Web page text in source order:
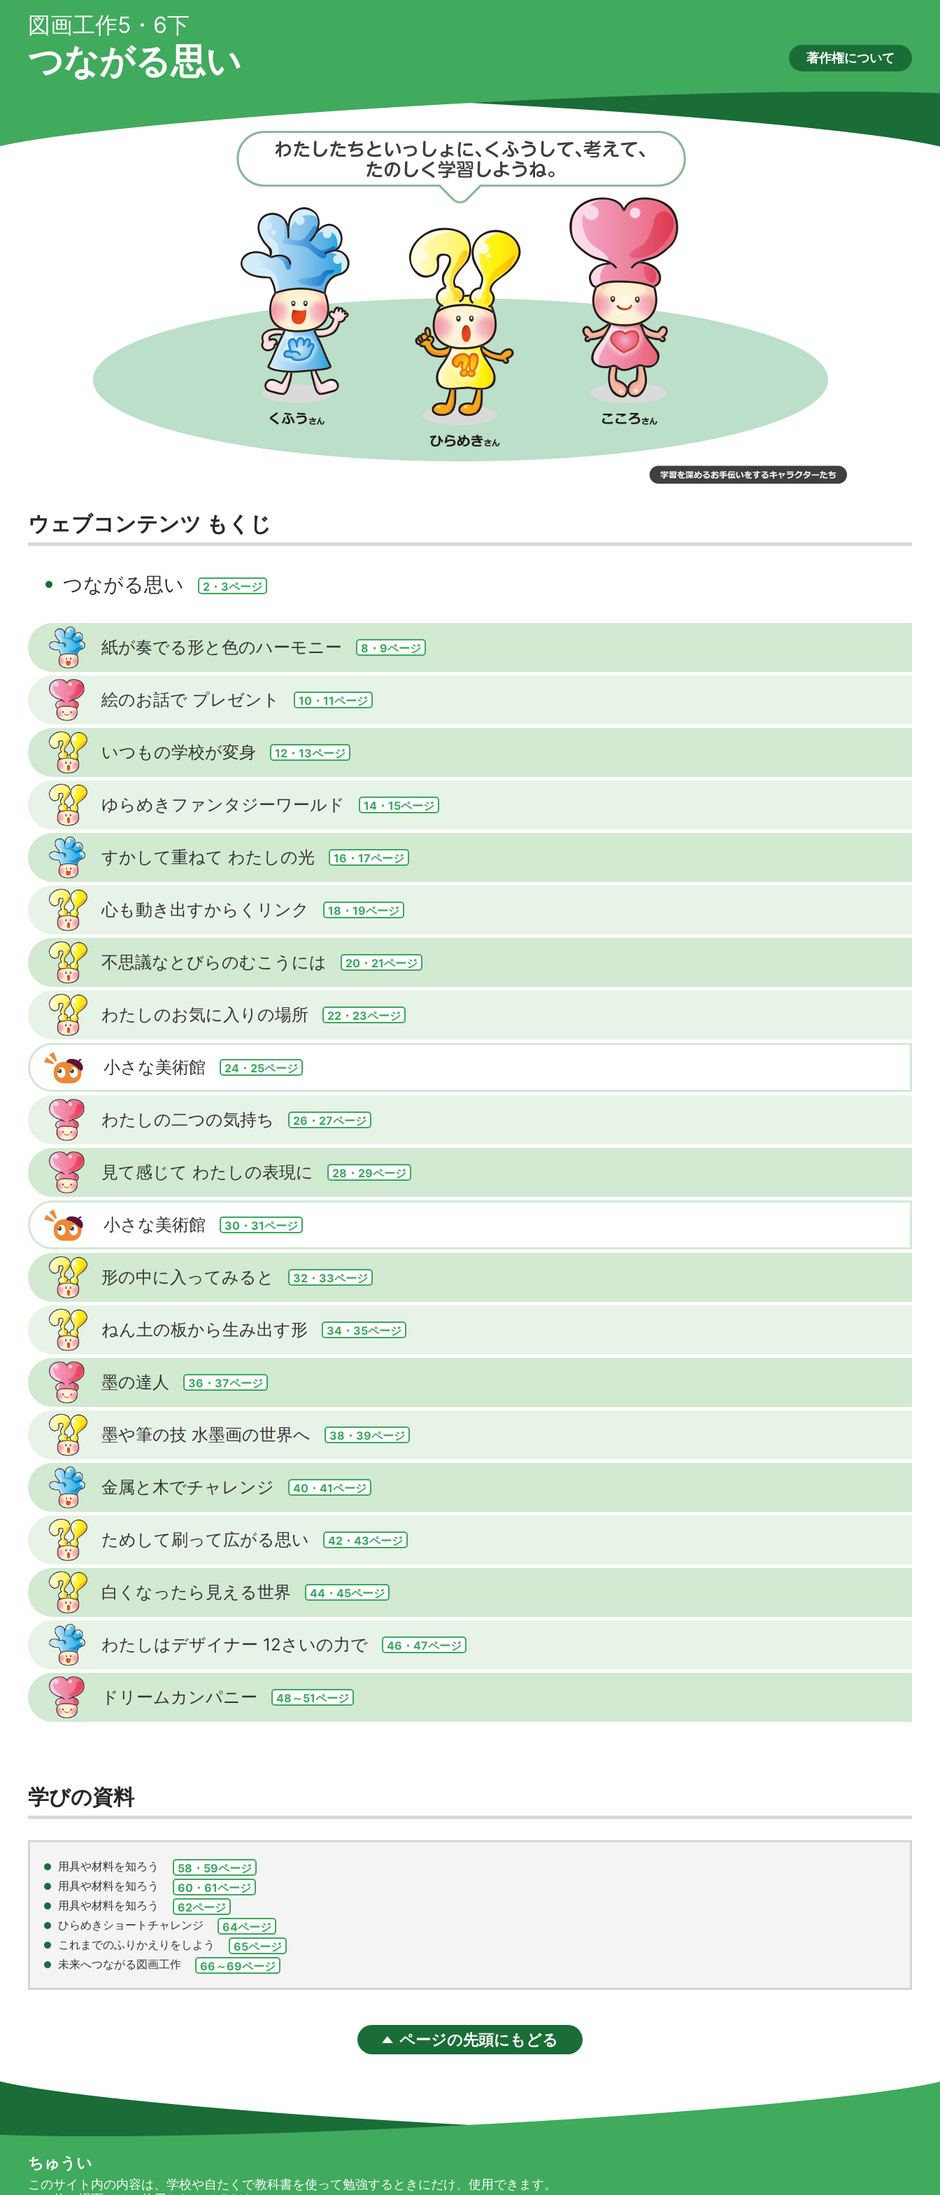
図画工作5・6下
つながる思い 著作権について
ウェブコンテンツ もくじ
つながる思い 2・3ページ
紙が奏でる形と色のハーモニー 8・9ページ
絵のお話で プレゼント 10・11ページ
いつもの学校が変身 12・13ページ
ゆらめきファンタジーワールド 14・15ページ
すかして重ねて わたしの光 16・17ページ
心も動き出すからくリンク 18・19ページ
不思議なとびらのむこうには 20・21ページ
わたしのお気に入りの場所 22・23ページ
小さな美術館 24・25ページ
わたしの二つの気持ち 26・27ページ
見て感じて わたしの表現に 28・29ページ
小さな美術館 30・31ページ
形の中に入ってみると 32・33ページ
ねん土の板から生み出す形 34・35ページ
墨の達人 36・37ページ
墨や筆の技 水墨画の世界へ 38・39ページ
金属と木でチャレンジ 40・41ページ
ためして刷って広がる思い 42・43ページ
白くなったら見える世界 44・45ページ
わたしはデザイナー 12さいの力で 46・47ページ
ドリームカンパニー 48～51ページ
学びの資料
用具や材料を知ろう
58・59ページ
用具や材料を知ろう
60・61ページ
用具や材料を知ろう
62ページ
ひらめきショートチャレンジ
64ページ
これまでのふりかえりをしよう
65ページ
未来へつながる図画工作
66～69ページ
ページの先頭にもどる
ちゅうい
このサイト内の内容は、学校や自たくで教科書を使って勉強するときにだけ、使用できます。